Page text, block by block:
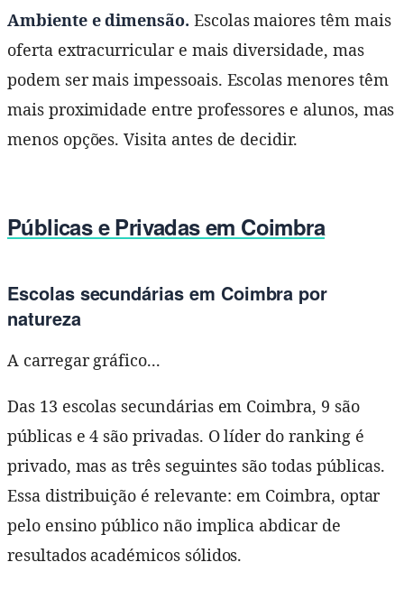
Ambiente e dimensão. Escolas maiores têm mais
oferta extracurricular e mais diversidade, mas
podem ser mais impessoais. Escolas menores têm
mais proximidade entre professores e alunos, mas
menos opções. Visita antes de decidir.
Públicas e Privadas em Coimbra
Escolas secundárias em Coimbra por
natureza
A carregar gráfico...
Das 13 escolas secundárias em Coimbra, 9 são
públicas e 4 são privadas. O líder do ranking é
privado, mas as três seguintes são todas públicas.
Essa distribuição é relevante: em Coimbra, optar
pelo ensino público não implica abdicar de
resultados académicos sólidos.